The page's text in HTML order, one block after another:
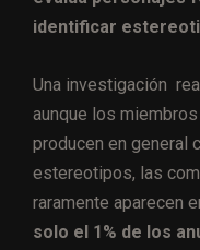
identificar
Una investigación
aunque los
producen en general
estereotipos, las
raramente aparecen
solo el 1% de los